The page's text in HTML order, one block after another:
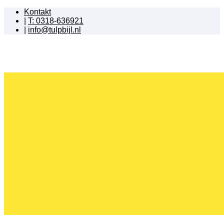
Kontakt
T: 0318-636921
info@tulpbijl.nl